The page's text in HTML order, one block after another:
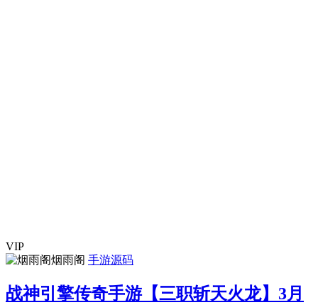
VIP
烟雨阁 手游源码
战神引擎传奇手游【三职斩天火龙】3月